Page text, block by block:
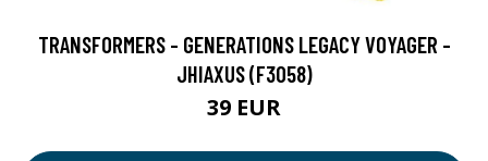
TRANSFORMERS - GENERATIONS LEGACY VOYAGER -
JHIAXUS (F3058)
39 EUR